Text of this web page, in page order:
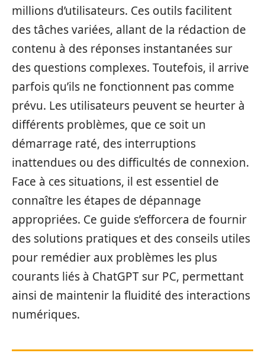
millions d’utilisateurs. Ces outils facilitent
des tâches variées, allant de la rédaction de
contenu à des réponses instantanées sur
des questions complexes. Toutefois, il arrive
parfois qu’ils ne fonctionnent pas comme
prévu. Les utilisateurs peuvent se heurter à
différents problèmes, que ce soit un
démarrage raté, des interruptions
inattendues ou des difficultés de connexion.
Face à ces situations, il est essentiel de
connaître les étapes de dépannage
appropriées. Ce guide s’efforcera de fournir
des solutions pratiques et des conseils utiles
pour remédier aux problèmes les plus
courants liés à ChatGPT sur PC, permettant
ainsi de maintenir la fluidité des interactions
numériques.